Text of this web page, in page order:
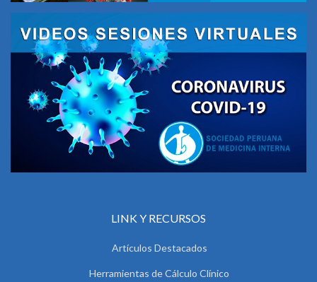
LINK Y RECURSOS
Artículos Destacados
Herramientas de Cálculo Clínico